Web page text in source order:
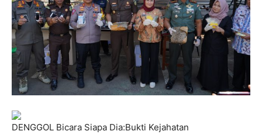
DENGGOL Bicara Siapa Dia:Bukti Kejahatan